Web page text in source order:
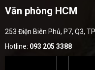
Văn phòng HCM
253 Điện Biên Phủ, P7, Q3,
Hotline: 093 205 3388